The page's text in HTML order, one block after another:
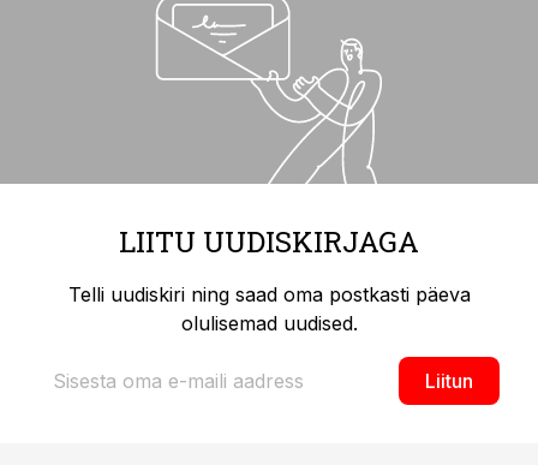
LIITU UUDISKIRJAGA
Telli uudiskiri ning saad oma postkasti päeva
olulisemad uudised.
Liitun